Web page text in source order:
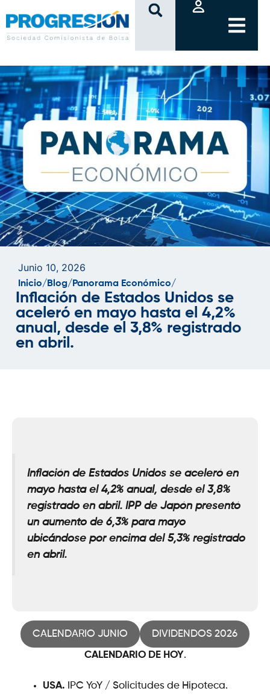
clic
Junio 10, 2026
Inicio/ Blog/ Panorama Económico/
Inflación de Estados Unidos se
aceleró en mayo hasta el 4,2%
anual, desde el 3,8% registrado
en abril.
Inflación de Estados Unidos se aceleró en
mayo hasta el 4,2% anual, desde el 3,8%
registrado en abril. IPP de Japón presentó
un aumento de 6,3% para mayo
ubicándose por encima del 5,3% registrado
en abril.
CALENDARIO JUNIO DIVIDENDOS 2026
CALENDARIO DE HOY.
USA. IPC YoY / Solicitudes de Hipoteca.